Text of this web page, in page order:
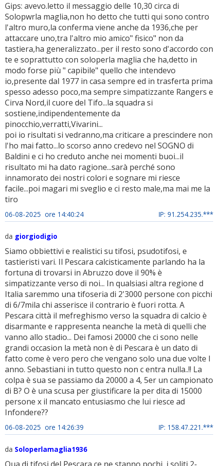
Gips: avevo.letto il messaggio delle 10,30 circa di
Solopwrla maglia,non ho detto che tutti qui sono contro
l'altro muro,la conferma viene anche da 1936,che per
attaccare uno,tra l'altro mio amico" fisico" non da
tastiera,ha generalizzato...per il resto sono d'accordo con
te e soprattutto con soloperla maglia che ha,detto in
modo forse più " capibile" quello che intendevo
io,presente dal 1977 in casa sempre ed in trasferta prima
spesso adesso poco,ma sempre simpatizzante Rangers e
Cirva Nord,il cuore del Tifo...la squadra si
sostiene,indipendentemente da
pinocchio,verratti,Vivarini...
poi io risultati si vedranno,ma criticare a prescindere non
l'ho mai fatto...lo scorso anno credevo nel SOGNO di
Baldini e ci ho creduto anche nei momenti buoi...il
risultato mi ha dato ragione...sarà perché sono
innamorato dei nostri colori e sognare mi riesce
facile...poi magari mi sveglio e ci resto male,ma mai me la
tiro
06-08-2025 ore 14:40:24 IP: 91.254.235.***
da giorgiodigio
Siamo obbiettivi e realistici su tifosi, psudotifosi, e
tastieristi vari. Il Pescara calcisticamente parlando ha la
fortuna di trovarsi in Abruzzo dove il 90% è
simpatizzante verso di noi... In qualsiasi altra regione d
Italia saremmo una tifoseria di 2'3000 persone con picchi
di 6/7mila chi asserisce il contrario è fuori rotta. A
Pescara città il mefreghismo verso la squadra di calcio è
disarmante e rappresenta neanche la metà di quelli che
vanno allo stadio... Dei famosi 20000 che ci sono nelle
grandi occasion la metà non è di Pescara è un dato di
fatto come è vero pero che vengano solo una due volte l
anno. Sebastiani in tutto questo non c entra nulla..!! La
colpa è sua se passiamo da 20000 a 4, 5er un campionato
di B? O è una scusa per giustificare la per dita di 15000
persone x il mancato entusiasmo che lui riesce ad
Infondere??
06-08-2025 ore 14:26:39 IP: 158.47.221.***
da Soloperlamaglia1936